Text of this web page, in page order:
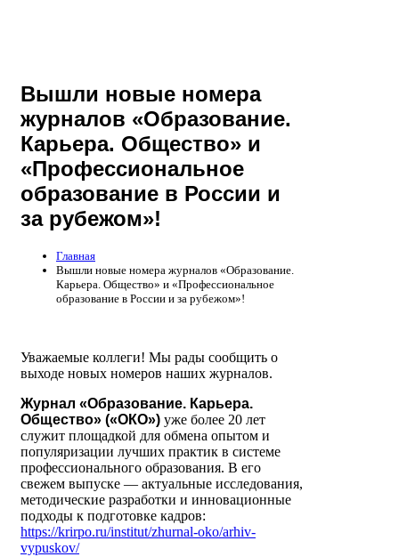
Вышли новые номера
журналов «Образование.
Карьера. Общество» и
«Профессиональное
образование в России и
за рубежом»!
Главная
Вышли новые номера журналов «Образование.
Карьера. Общество» и «Профессиональное
образование в России и за рубежом»!
Уважаемые коллеги! Мы рады сообщить о
выходе новых номеров наших журналов.
Журнал «Образование. Карьера.
Общество» («ОКО») уже более 20 лет
служит площадкой для обмена опытом и
популяризации лучших практик в системе
профессионального образования. В его
свежем выпуске — актуальные исследования,
методические разработки и инновационные
подходы к подготовке кадров:
https://krirpo.ru/institut/zhurnal-oko/arhiv-
vypuskov/